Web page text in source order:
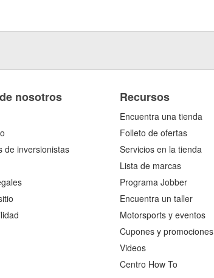
nosotros
de inversionistas
Recursos
Encuentra una tienda
Folleto de ofertas
Servicios en la tienda
Lista de marcas
Programa Jobber
Encuentra un taller
Motorsports y eventos
Cupones y promociones
Videos
Centro How To